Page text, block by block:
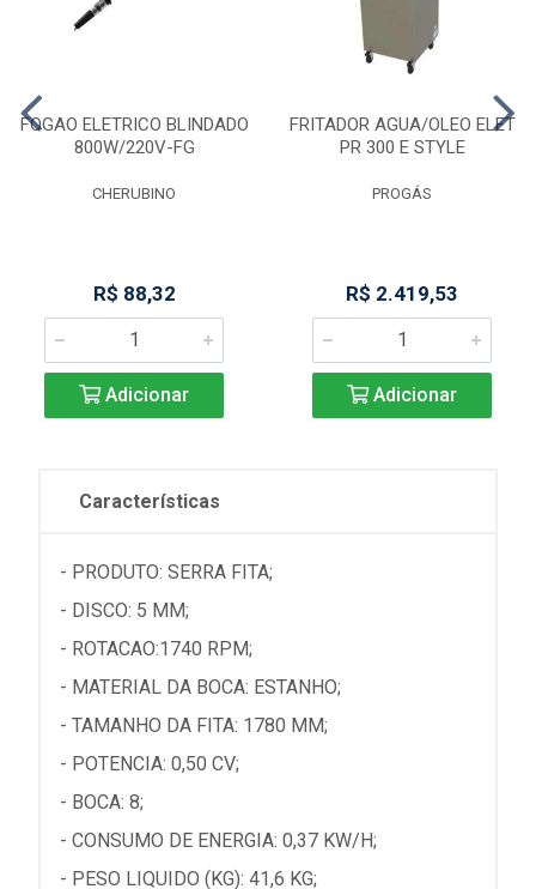
FOGAO ELETRICO BLINDADO
800W/220V-FG
CHERUBINO
R$ 88,32
Adicionar
FRITADOR AGUA/OLEO ELET
PR 300 E STYLE
PROGÁS
R$ 2.419,53
Adicionar
Características
- PRODUTO: SERRA FITA;
- DISCO: 5 MM;
- ROTACAO:1740 RPM;
- MATERIAL DA BOCA: ESTANHO;
- TAMANHO DA FITA: 1780 MM;
- POTENCIA: 0,50 CV;
- BOCA: 8;
- CONSUMO DE ENERGIA: 0,37 KW/H;
- PESO LIQUIDO (KG): 41,6 KG;